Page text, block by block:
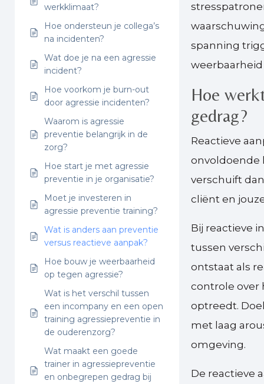
werkklimaat?
Hoe ondersteun je collega’s
na incidenten?
Wat doe je na een agressie
incident?
Hoe voorkom je burn-out
door agressie incidenten?
Waarom is agressie
preventie belangrijk in de
zorg?
Hoe start je met agressie
preventie in je organisatie?
Moet je investeren in
agressie preventie training?
Wat is anders aan preventie
versus reactieve aanpak?
Hoe bouw je weerbaarheid
op tegen agressie?
Wat is het verschil tussen
een incompany en een open
training agressiepreventie in
de ouderenzorg?
Wat maakt een goede
trainer in agressiepreventie
en onbegrepen gedrag bij
spanning
Hoe
gedrag?
Reactieve
onvoldoende
verschuift
cliënt en
Bij reactieve
tussen
ontstaat als
controle over
optreedt.
met laag
omgeving.
De reactieve